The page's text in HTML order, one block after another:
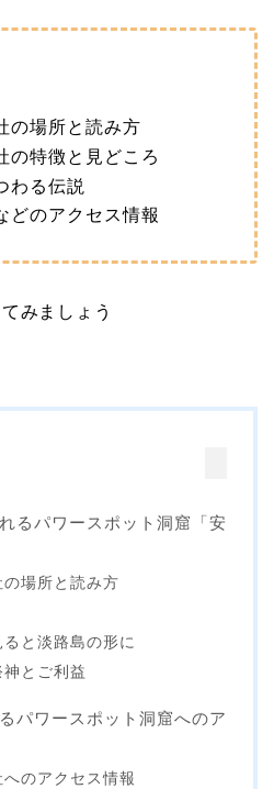
の場所と読み方
の特徴と見どころ
わる伝説
どのアクセス情報
みましょう
るパワースポット洞窟「安
場所と読み方
と淡路島の形に
とご利益
パワースポット洞窟へのア
のアクセス情報